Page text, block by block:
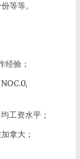
等等。
经验；
工资水平；
拿大；